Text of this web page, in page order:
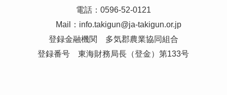
電話：0596-52-0121
Mail： info.takigun@ja-takigun.or.jp
登録金融機関 多気郡農業協同組合
登録番号 東海財務局長（登金）第133号